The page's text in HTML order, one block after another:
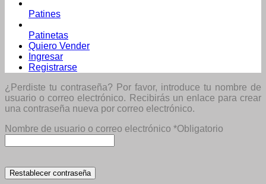
Patines
Patinetas
Quiero Vender
Ingresar
Registrarse
¿Perdiste tu contraseña? Por favor, introduce tu nombre de
usuario o correo electrónico. Recibirás un enlace para crear
una contraseña nueva por correo electrónico.
Nombre de usuario o correo electrónico *Obligatorio
Restablecer contraseña